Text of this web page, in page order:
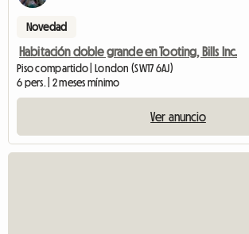
Novedad
Habitación doble grande en Tooting, Bills Inc.
Piso compartido | London (SW17 6AJ)
6 pers. | 2 meses mínimo
Ver anuncio